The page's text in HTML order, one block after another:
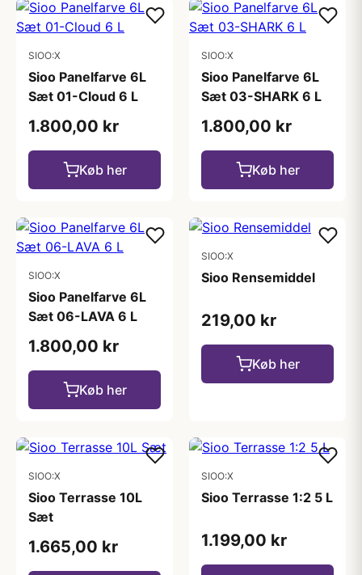
SIOO:X
Sioo Panelfarve 6L
Sæt 01-Cloud 6 L
1.800,00 kr
Køb her
SIOO:X
Sioo Panelfarve 6L
Sæt 03-SHARK 6 L
1.800,00 kr
Køb her
SIOO:X
Sioo Panelfarve 6L
Sæt 06-LAVA 6 L
1.800,00 kr
Køb her
SIOO:X
Sioo Rensemiddel
219,00 kr
Køb her
SIOO:X
Sioo Terrasse 10L
Sæt
1.665,00 kr
SIOO:X
Sioo Terrasse 1:2 5 L
1.199,00 kr